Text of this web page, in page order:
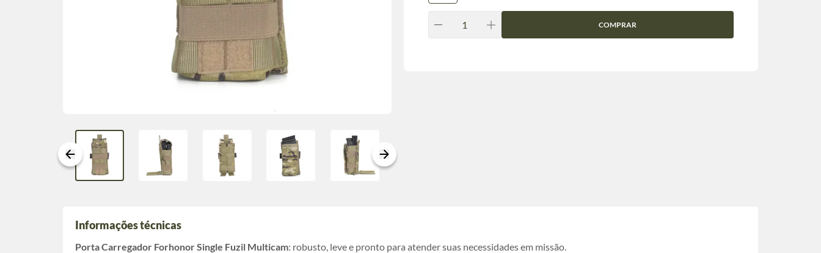
COMPRAR
Informações técnicas
Porta Carregador Forhonor Single Fuzil Multicam: robusto, leve e pronto para atender suas necessidades em missão.